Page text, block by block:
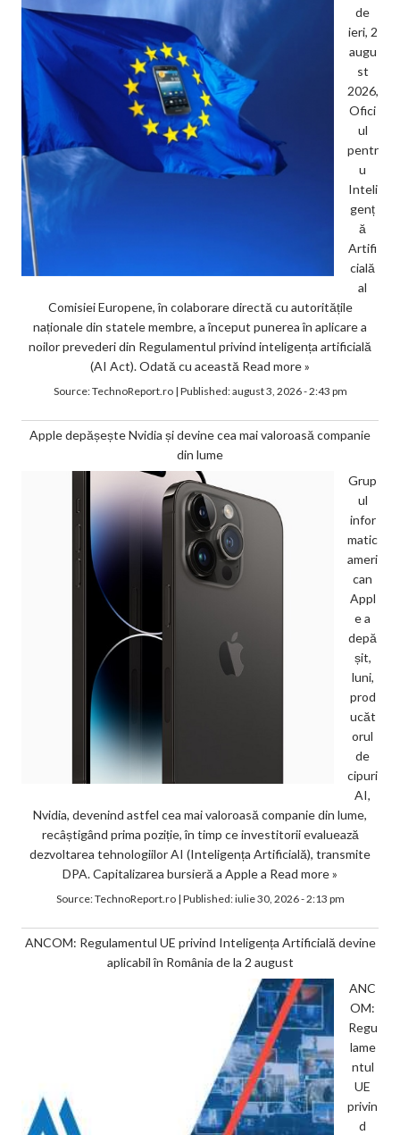
de
ieri, 2
augu
st
2026,
Ofici
ul
pentr
u
Inteli
genț
ă
Artifi
cială
al
Comisiei Europene, în colaborare directă cu autoritățile
naționale din statele membre, a început punerea în aplicare a
noilor prevederi din Regulamentul privind inteligența artificială
(AI Act). Odată cu această Read more »
Source:TechnoReport.ro| Published:august 3, 2026 - 2:43 pm
Apple depășește Nvidia și devine cea mai valoroasă companie
din lume
Grup
ul
infor
matic
ameri
can
Appl
e a
depă
șit,
luni,
prod
ucăt
orul
de
cipuri
AI,
Nvidia, devenind astfel cea mai valoroasă companie din lume,
recâștigând prima poziție, în timp ce investitorii evaluează
dezvoltarea tehnologiilor AI (Inteligența Artificială), transmite
DPA. Capitalizarea bursieră a Apple a Read more »
Source:TechnoReport.ro| Published:iulie 30, 2026 - 2:13 pm
ANCOM: Regulamentul UE privind Inteligența Artificială devine
aplicabil în România de la 2 august
ANC
OM:
Regu
lame
ntul
UE
privin
d